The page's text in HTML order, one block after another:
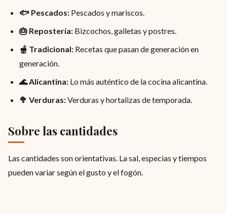
🐟 Pescados: Pescados y mariscos.
🎂 Repostería: Bizcochos, galletas y postres.
🫕 Tradicional: Recetas que pasan de generación en
generación.
🌊 Alicantina: Lo más auténtico de la cocina alicantina.
🥦 Verduras:Verduras y hortalizas de temporada.
Sobre las cantidades
Las cantidades son orientativas. La sal, especias y tiempos
pueden variar según el gusto y el fogón.